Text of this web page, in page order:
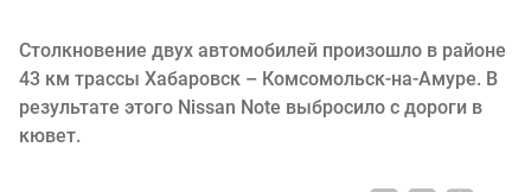
Столкновение двух автомобилей произошло в районе
43 км трассы Хабаровск – Комсомольск-на-Амуре. В
результате этого Nissan Note выбросило с дороги в
кювет.